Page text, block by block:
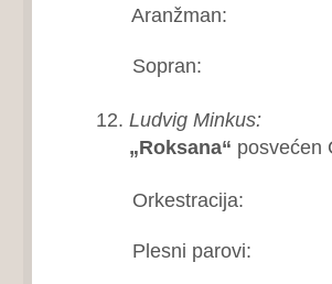
Ludvig Minkus:
„Roksana“ posvećen
Plesni